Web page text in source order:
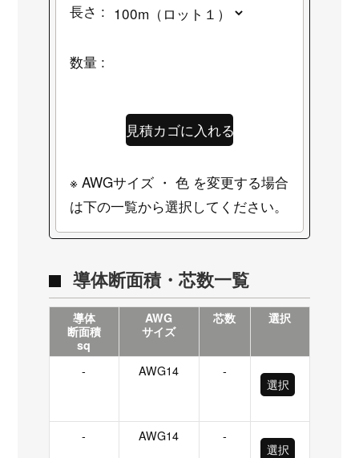
長さ :
数量 :
※ AWGサイズ ・ 色 を変更する場合
は下の一覧から選択してください。
導体断面積・芯数一覧
導体
断面積
sq
AWG
サイズ
芯数 選択
- AWG14
-
選択
- AWG14
-
選択